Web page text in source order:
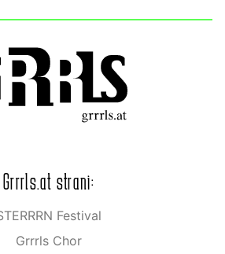
Grrrls.at strani:
Festival
Grrrls Chor